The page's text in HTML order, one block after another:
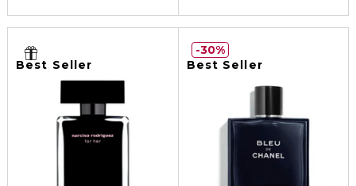
Best Seller Best Seller
30%